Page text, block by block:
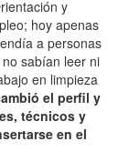
y
hoy apenas
a personas
sabían leer ni
en limpieza
el perfil y
técnicos y
en el